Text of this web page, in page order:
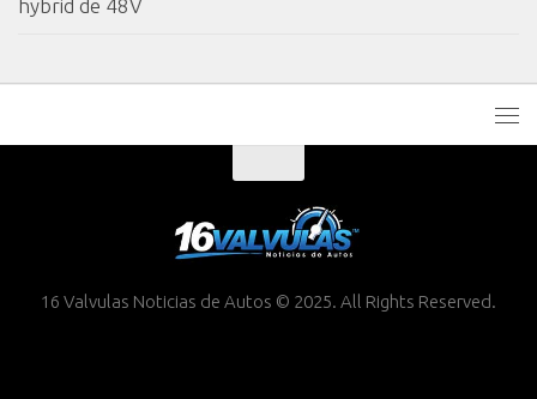
hybrid de 48V
16 Valvulas Noticias de Autos © 2025. All Rights Reserved.